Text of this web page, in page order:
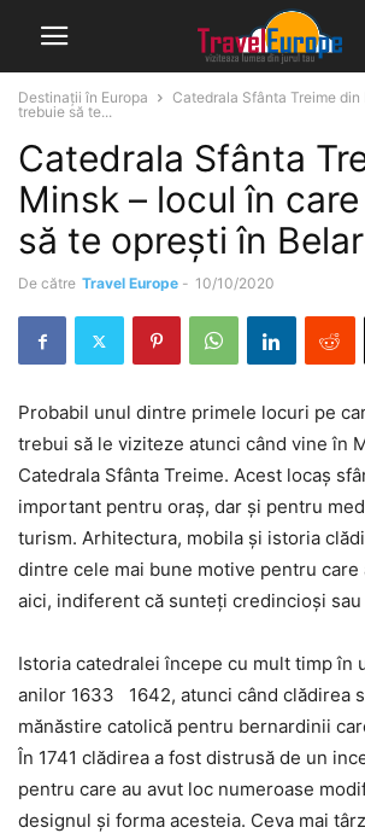
Destinații în Europa
Catedrala Sfânta Treime
trebuie să te...
Catedrala Sfânta
Minsk – locul în
să te oprești în
De către Travel Europe - 10/10/2020
Probabil unul dintre primele locuri pe
trebui să le viziteze atunci când vine în
Catedrala Sfânta Treime. Acest locaș
important pentru oraș, dar și pentru
turism. Arhitectura, mobila și istoria
dintre cele mai bune motive pentru
aici, indiferent că sunteți credincioși sau
Istoria catedralei începe cu mult timp în
anilor 1633 1642, atunci când clădirea
mănăstire catolică pentru bernardinii
În 1741 clădirea a fost distrusă de un
pentru care au avut loc numeroase
designul și forma acesteia. Ceva mai